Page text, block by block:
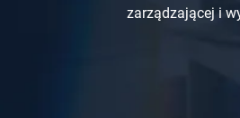
zarządzającej i